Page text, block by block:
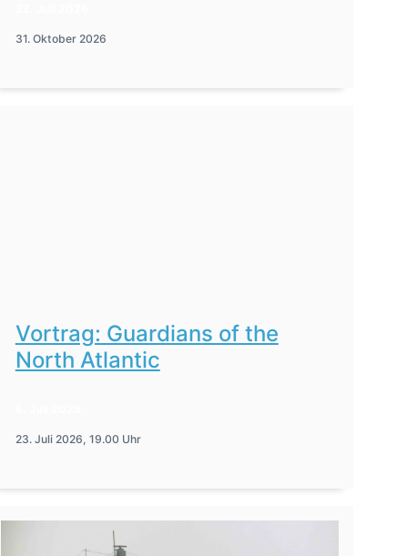
31. Oktober 2026
Vortrag: Guardians of the
North Atlantic
23. Juli 2026, 19.00 Uhr